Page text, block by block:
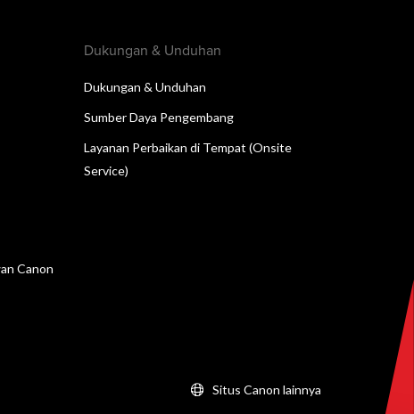
Canon
Dukungan & Unduhan
Dukungan & Unduhan
Sumber Daya Pengembang
Layanan Perbaikan di Tempat (Onsite
Service)
Situs Canon lainnya